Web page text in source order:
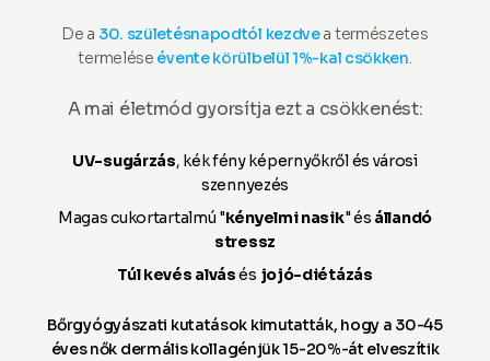
De a 30. születésnapodtól kezdvea természetes
termelése évente körülbelül 1%-kal csökken.
A mai életmód gyorsítja ezt a csökkenést:
UV-sugárzás, kék fény képernyőkről és városi
szennyezés
Magas cukortartalmú "kényelmi nasik" és állandó
stressz
Túl kevés alvásés jojó-diétázás
Bőrgyógyászati kutatások kimutatták, hogy a 30-45
éves nők dermális kollagénjük 15-20%-át elveszítik